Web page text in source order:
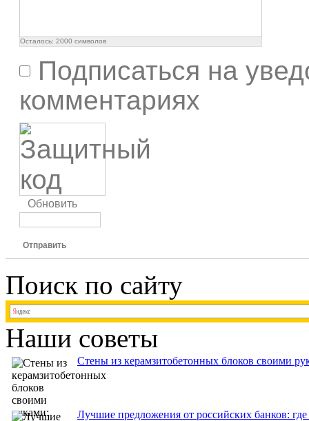
Осталось: 2000 символов
Подписаться на
комментариях
Обновить
Отправить
Поиск по сайту
Наши советы
Стены из керамзитобетонных блоков своими
Лучшие предложения от российских банков: